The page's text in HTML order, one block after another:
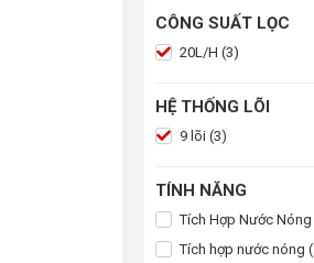
CÔNG SUẤT LỌC
20L/H (3)
HỆ THỐNG LÕI
9 lõi (3)
TÍNH NĂNG
Tích Hợp Nước Nóng
Tích hợp nước nóng